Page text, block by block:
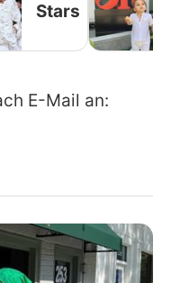
Stars
E-Mail an: